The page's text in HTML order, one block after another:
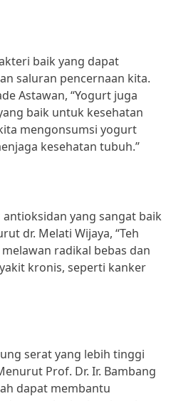
baik yang dapat
saluran pencernaan kita.
Astawan, “Yogurt juga
baik untuk kesehatan
mengonsumsi yogurt
kesehatan tubuh.”
yang sangat baik
dr. Melati Wijaya, “Teh
radikal bebas dan
kronis, seperti kanker
serat yang lebih tinggi
Prof. Dr. Ir. Bambang
dapat membantu